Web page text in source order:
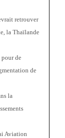
retrouver
la Thaïlande
pour de
de
la
Aviation